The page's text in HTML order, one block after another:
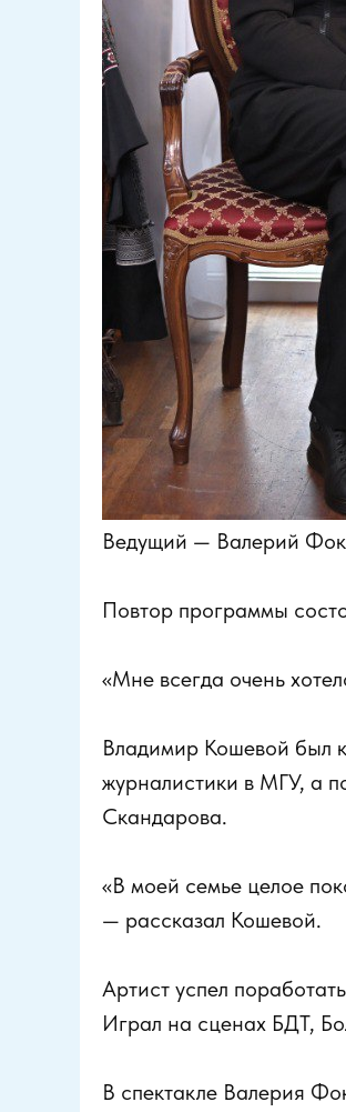
Ведущий — Валерий
Повтор программы
«Мне всегда очень
Владимир Кошевой был
журналистики в МГУ, а
Скандарова.
«В моей семье целое
— рассказал Кошевой.
Артист успел
Играл на сценах БДТ,
В спектакле Валерия